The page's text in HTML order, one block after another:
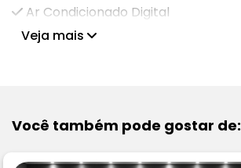
Ar Condicionado Digital
Veja mais
Você também pode gostar de: